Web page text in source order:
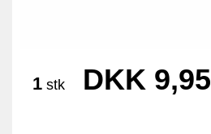
1 stk DKK 9,95